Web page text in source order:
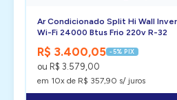
Ar Condicionado Split Hi Wall
Wi-Fi 24000 Btus Frio 220v R-32
R$ 3.400,05 -5% PIX
ou R$ 3.579,00
em 10x de R$ 357,90 s/ juros